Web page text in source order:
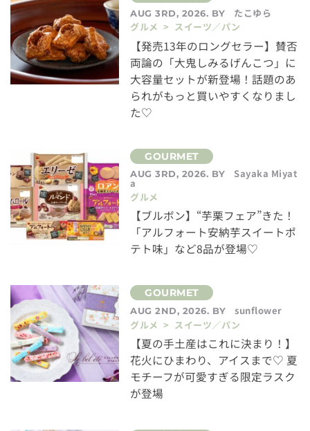
AUG 3RD, 2026. BY
たこゆら
グルメ > スイーツ／パン
【発売13年のロングセラー】賛否
両論の「大鬼しみるげんこつ」に
大容量セットが新登場！話題のあ
られがもっと買いやすくなりまし
た♡
AUG 3RD, 2026. BY Sayaka Miyat
a
グルメ
【ブルボン】“芋栗フェア”きた！
「アルフォート安納芋スイートポ
テト味」など8品が登場♡
AUG 2ND, 2026. BY
sunflower
グルメ > スイーツ／パン
【夏の手土産はこれに決まり！】
花火にひまわり、アイスまで♡ 夏
モチーフが可愛すぎる限定ラスク
が登場